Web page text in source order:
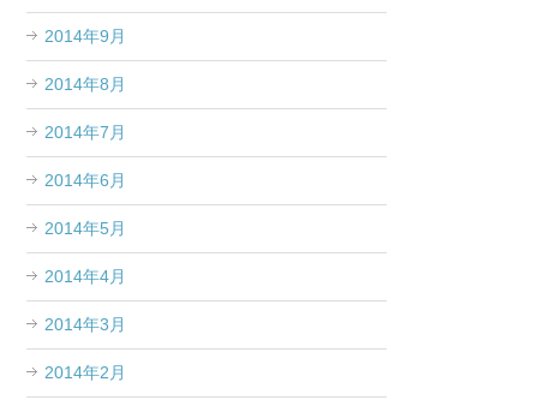
2014年9月
2014年8月
2014年7月
2014年6月
2014年5月
2014年4月
2014年3月
2014年2月